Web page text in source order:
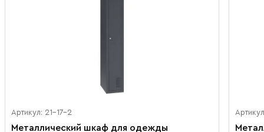
Артикул: 21-17-2
Металлический шкаф для одежды